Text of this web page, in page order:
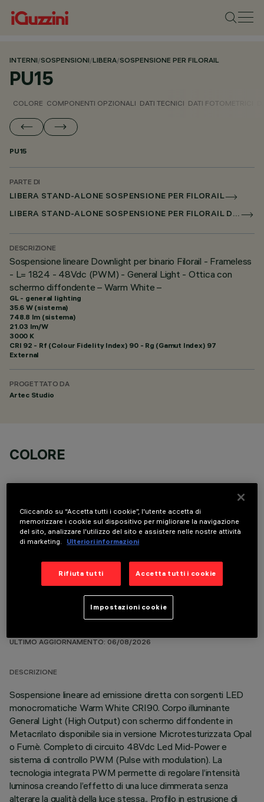
INTERNI/SOSPENSIONI/LIBERA/SOSPENSIONE PER FILORAIL
PU15
COLORE COMPONENTI OPZIONALI DATI TECNICI DATI FOTOMETRICI
PU15
PARTE DI
LIBERA STAND-ALONE SOSPENSIONE PER FILORAIL
LIBERA STAND-ALONE SOSPENSIONE PER FILORAIL DALI BROADCAST
DESCRIZIONE
Sospensione lineare Downlight per binario Filorail - Frameless
- L= 1824 - 48Vdc (PWM) - General Light - Ottica con
schermo diffondente – Warm White –
GL - general lighting
35.6 W (sistema)
748.8 lm (sistema)
21.03 lm/W
3000 K
CRI 92 - Rf (Colour Fidelity Index) 90 - Rg (Gamut Index) 97
External
PROGETTATO DA
Artec Studio
COLORE
COMPONENTI OPZIONALI
DATI TECNICI
ULTIMO AGGIORNAMENTO: 06/08/2026
DESCRIZIONE
Sospensione lineare ad emissione diretta con sorgenti LED
monocromatiche Warm White CRI90. Corpo illuminante
General Light (High Output) con schermo diffondente in
Metacrilato disponibile sia in versione Microtesturizzata Opal
o Fumè. Completo di circuito 48Vdc Led Mid-Power e
sistema di controllo PWM (Pulse with modulation). La
tecnologia integrata PWM permette di regolare l’intensità
luminosa creando l’effetto di una luce dimmerata senza
alterare la qualità della luce stessa.. Profilo in estrusione di
Cliccando su “Accetta tutti i cookie”, l'utente accetta di
memorizzare i cookie sul dispositivo per migliorare la navigazione
del sito, analizzare l'utilizzo del sito e assistere nelle nostre attività
di marketing.
Ulteriori informazioni
Rifiuta tutti Accetta tutti i cookie
Impostazioni cookie